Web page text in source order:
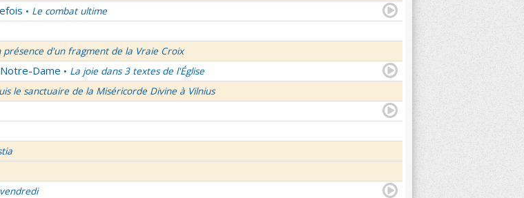
• Le combat ultime
d'un fragment de la Vraie Croix
Dame • La joie dans 3 textes de l'Église
le sanctuaire de la Miséricorde Divine à Vilnius